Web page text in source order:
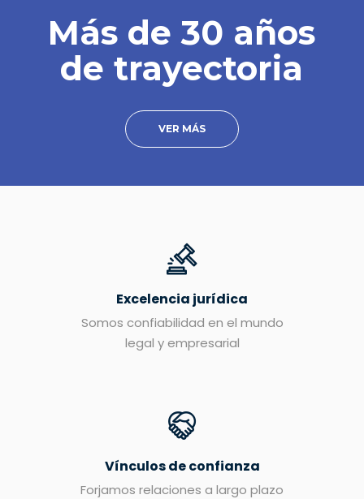
VER MÁS
Más de 30 años
de trayectoria
Excelencia jurídica
Somos confiabilidad en el mundo
legal y empresarial
Vínculos de confianza
Forjamos relaciones a largo plazo